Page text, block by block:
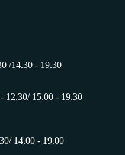
/14.30 - 19.30
12.30/ 15.00 - 19.30
14.00 - 19.00